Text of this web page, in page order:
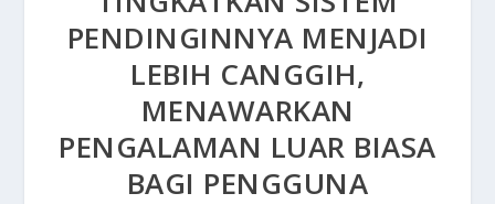
PENDINGINNYA MENJADI
LEBIH CANGGIH,
MENAWARKAN
PENGALAMAN LUAR BIASA
BAGI PENGGUNA